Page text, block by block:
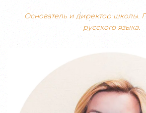
Основатель и директор школы.
русского языка.